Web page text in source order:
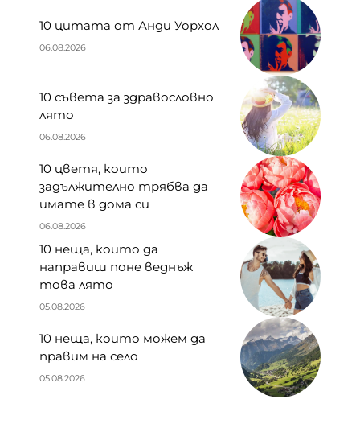
10 цитата от Анди Уорхол
06.08.2026
10 съвета за здравословно
лято
06.08.2026
10 цветя, които
задължително трябва да
имате в дома си
06.08.2026
10 неща, които да
направиш поне веднъж
това лято
05.08.2026
10 неща, които можем да
правим на село
05.08.2026